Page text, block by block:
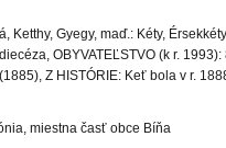
Ketthy, Gyegy, maď.: Kéty,
OBYVATEĽSTVO (k r.
Z HISTÓRIE: Keť bola v r.
miestna časť obce Bíňa